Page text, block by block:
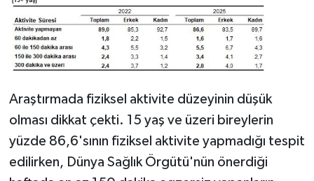
Araştırmada fiziksel aktivite düzeyinin düşük
olması dikkat çekti. 15 yaş ve üzeri bireylerin
yüzde 86,6'sının fiziksel aktivite yapmadığı tespit
edilirken, Dünya Sağlık Örgütü'nün önerdiği